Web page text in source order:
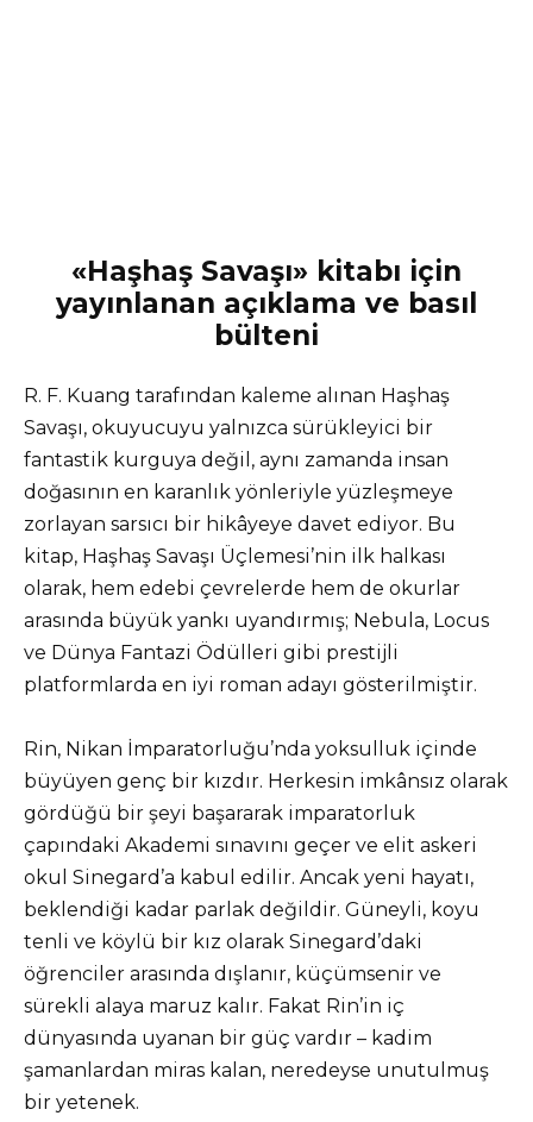
«Haşhaş Savaşı» kitabı için
yayınlanan açıklama ve basıl
bülteni
R. F. Kuang tarafından kaleme alınan Haşhaş
Savaşı, okuyucuyu yalnızca sürükleyici bir
fantastik kurguya değil, aynı zamanda insan
doğasının en karanlık yönleriyle yüzleşmeye
zorlayan sarsıcı bir hikâyeye davet ediyor. Bu
kitap, Haşhaş Savaşı Üçlemesi’nin ilk halkası
olarak, hem edebi çevrelerde hem de okurlar
arasında büyük yankı uyandırmış; Nebula, Locus
ve Dünya Fantazi Ödülleri gibi prestijli
platformlarda en iyi roman adayı gösterilmiştir.
Rin, Nikan İmparatorluğu’nda yoksulluk içinde
büyüyen genç bir kızdır. Herkesin imkânsız olarak
gördüğü bir şeyi başararak imparatorluk
çapındaki Akademi sınavını geçer ve elit askeri
okul Sinegard’a kabul edilir. Ancak yeni hayatı,
beklendiği kadar parlak değildir. Güneyli, koyu
tenli ve köylü bir kız olarak Sinegard’daki
öğrenciler arasında dışlanır, küçümsenir ve
sürekli alaya maruz kalır. Fakat Rin’in iç
dünyasında uyanan bir güç vardır – kadim
şamanlardan miras kalan, neredeyse unutulmuş
bir yetenek.